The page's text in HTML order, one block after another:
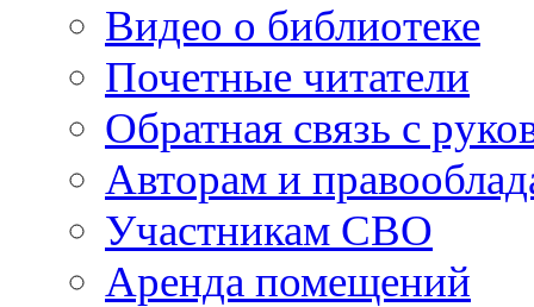
Видео о библиотеке
Почетные читатели
Обратная связь с
Авторам и
Участникам СВО
Аренда помещений